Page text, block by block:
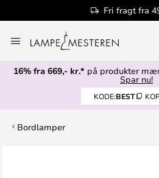
Fri fragt fra
to
Content
16% fra 669,- kr.* på produkter
Spar nu!
KODE:BEST
Bordlamper